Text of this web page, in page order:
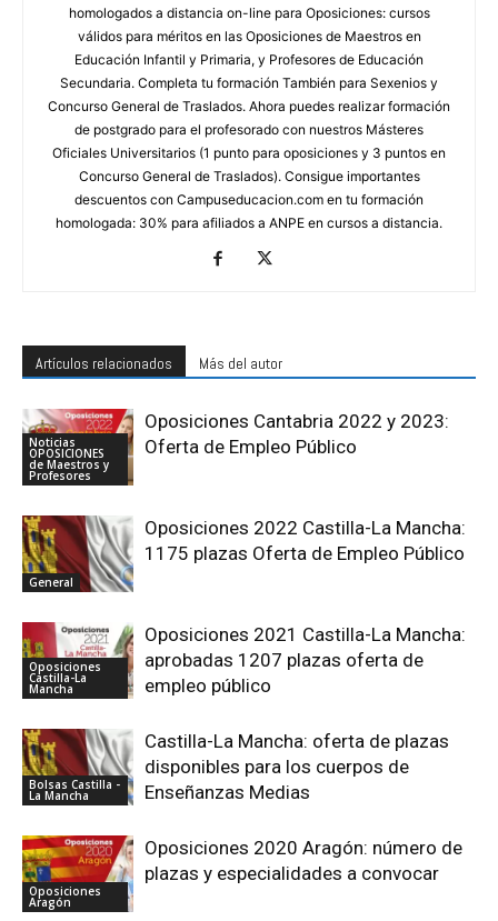
homologados a distancia on-line para Oposiciones: cursos
válidos para méritos en las Oposiciones de Maestros en
Educación Infantil y Primaria, y Profesores de Educación
Secundaria. Completa tu formación También para Sexenios y
Concurso General de Traslados. Ahora puedes realizar formación
de postgrado para el profesorado con nuestros Másteres
Oficiales Universitarios (1 punto para oposiciones y 3 puntos en
Concurso General de Traslados). Consigue importantes
descuentos con Campuseducacion.com en tu formación
homologada: 30% para afiliados a ANPE en cursos a distancia.
Artículos relacionados Más del autor
Noticias
OPOSICIONES
de Maestros y
Profesores
Oposiciones Cantabria 2022 y 2023:
Oferta de Empleo Público
General
Oposiciones 2022 Castilla-La Mancha:
1175 plazas Oferta de Empleo Público
Oposiciones
Castilla-La
Mancha
Oposiciones 2021 Castilla-La Mancha:
aprobadas 1207 plazas oferta de
empleo público
Bolsas Castilla -
La Mancha
Castilla-La Mancha: oferta de plazas
disponibles para los cuerpos de
Enseñanzas Medias
Oposiciones
Aragón
Oposiciones 2020 Aragón: número de
plazas y especialidades a convocar